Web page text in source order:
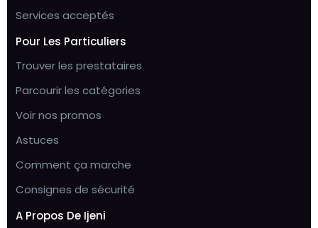
Services acceptés
Pour Les Particuliers
Trouver les prestataires
Parcourir les catégories
Voir nos promos
Astuces
Comment ça marche
Consignes de sécurité
A Propos De Ijeni